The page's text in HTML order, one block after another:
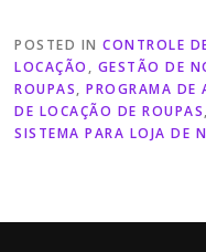
POSTED INCONTROLE
LOCAÇÃO , GESTÃO DE
ROUPAS,PROGRAMA DE
DE LOCAÇÃO DE ROUPAS
SISTEMA PARA LOJA DE